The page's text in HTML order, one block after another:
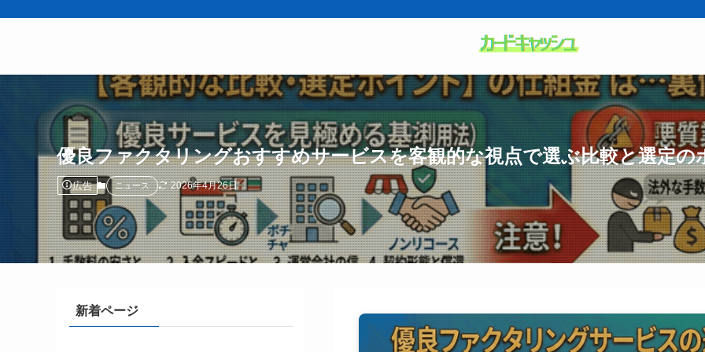
優良ファクタリングおすすめサービスを客観的な視点で選ぶ比較と選定の
広告 ニュース 2026年4月26日
新着ページ